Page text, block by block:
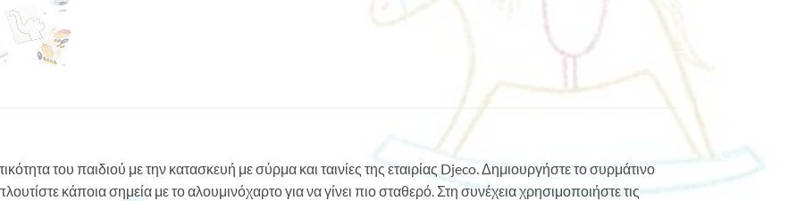
του παιδιού με την κατασκευή με σύρμα και ταινίες της εταιρίας Djeco. Δημιουργήστε το συρμάτινο
κάποια σημεία με το αλουμινόχαρτο για να γίνει πιο σταθερό. Στη συνέχεια χρησιμοποιήστε τις